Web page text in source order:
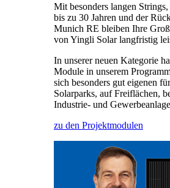
Mit besonders langen
bis zu 30 Jahren und der
Munich RE bleiben Ihre
von Yingli Solar langfristig
In unserer neuen Kategorie
Module in unserem
sich besonders gut eigenen
Solarparks, auf Freiflächen,
Industrie- und
zu den Projektmodulen